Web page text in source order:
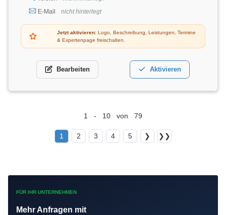
E-Mail
nicht hinterlegt
Jetzt aktivieren: Logo, Beschreibung, Leistungen, Termine
& Expertenpage freischalten.
Bearbeiten Aktivieren
1 - 10 von 79
1 2 3 4 5 ❯ ❯❯
FÜR IHR UNTERNEHMEN
Mehr Anfragen mit